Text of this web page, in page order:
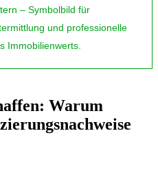
Warum